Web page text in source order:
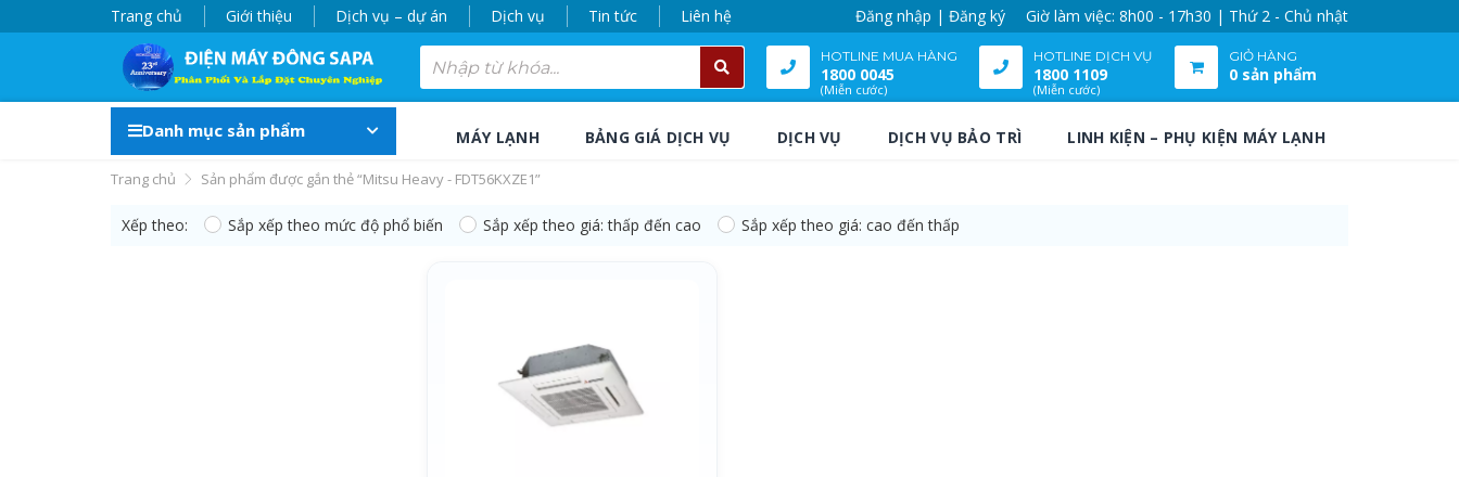
Trang chủ Giới thiệu Dịch vụ – dự án Dịch vụ Tin tức Liên hệ Đăng nhập | Đăng ký Giờ làm việc: 8h00 - 17h30 | Thứ 2 - Chủ nhật
HOTLINE MUA HÀNG
1800 0045
(Miễn cước)
HOTLINE DỊCH VỤ
1800 1109
(Miễn cước)
GIỎ HÀNG
0 sản phẩm
Danh mục sản phẩm MÁY LẠNH BẢNG GIÁ DỊCH VỤ DỊCH VỤ DỊCH VỤ BẢO TRÌ LINH KIỆN – PHỤ KIỆN MÁY LẠNH
Trang chủ Sản phẩm được gắn thẻ “Mitsu Heavy - FDT56KXZE1”
Xếp theo: Sắp xếp theo mức độ phổ biến Sắp xếp theo giá: thấp đến cao Sắp xếp theo giá: cao đến thấp